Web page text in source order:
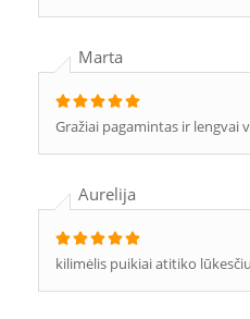
Marta
Gražiai pagamintas ir lengvai
Aurelija
kilimėlis puikiai atitiko